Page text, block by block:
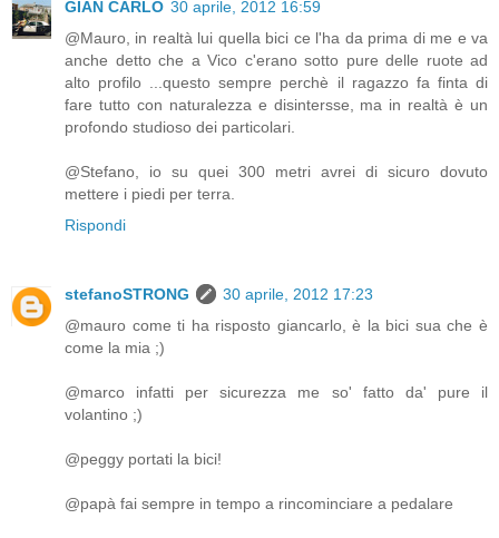
GIAN CARLO 30 aprile, 2012 16:59
@Mauro, in realtà lui quella bici ce l'ha da prima di me e va
anche detto che a Vico c'erano sotto pure delle ruote ad
alto profilo ...questo sempre perchè il ragazzo fa finta di
fare tutto con naturalezza e disintersse, ma in realtà è un
profondo studioso dei particolari.
@Stefano, io su quei 300 metri avrei di sicuro dovuto
mettere i piedi per terra.
Rispondi
stefanoSTRONG
30 aprile, 2012 17:23
@mauro come ti ha risposto giancarlo, è la bici sua che è
come la mia ;)
@marco infatti per sicurezza me so' fatto da' pure il
volantino ;)
@peggy portati la bici!
@papà fai sempre in tempo a rincominciare a pedalare